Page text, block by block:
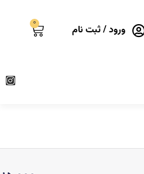
ورود / ثبت نام 0